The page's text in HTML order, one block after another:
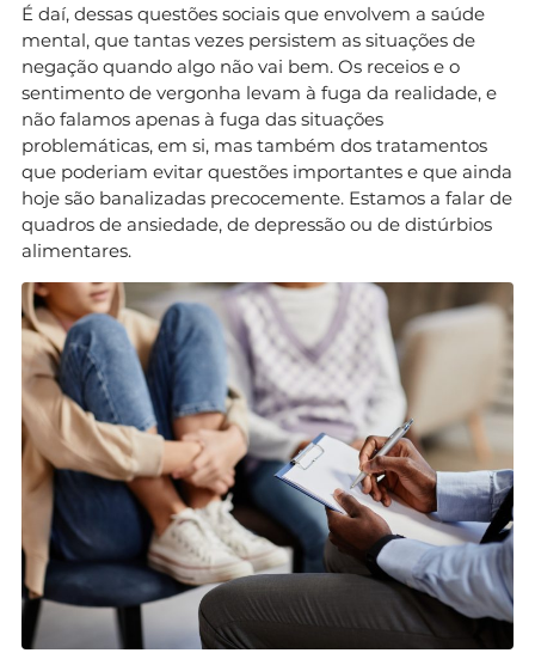
É daí, dessas questões sociais que envolvem a saúde
mental, que tantas vezes persistem as situações de
negação quando algo não vai bem. Os receios e o
sentimento de vergonha levam à fuga da realidade, e
não falamos apenas à fuga das situações
problemáticas, em si, mas também dos tratamentos
que poderiam evitar questões importantes e que ainda
hoje são banalizadas precocemente. Estamos a falar de
quadros de ansiedade, de depressão ou de distúrbios
alimentares.